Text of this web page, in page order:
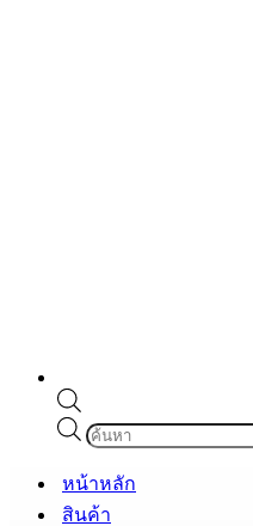
Products
search
หน้าหลัก
สินค้า